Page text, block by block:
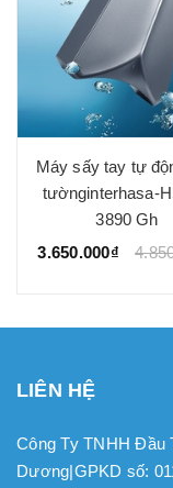
Máy sấy tay tự
tườnginterhasa-
3890 Gh
3.650.000₫
LIÊN HỆ
Công Ty TNHH Đầu
Dương|GPKD số: